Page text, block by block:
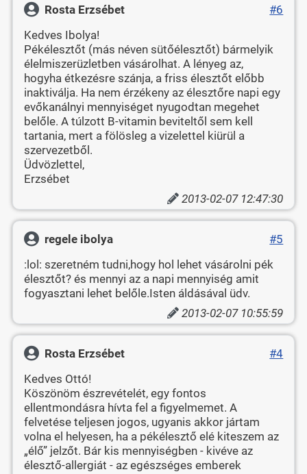
Rosta Erzsébet
#6
Kedves Ibolya!
Pékélesztőt (más néven sütőélesztőt) bármelyik
élelmiszerüzletben vásárolhat. A lényeg az,
hogyha étkezésre szánja, a friss élesztőt előbb
inaktiválja. Ha nem érzékeny az élesztőre napi egy
evőkanálnyi mennyiséget nyugodtan megehet
belőle. A túlzott B-vitamin beviteltől sem kell
tartania, mert a fölösleg a vizelettel kiürül a
szervezetből.
Üdvözlettel,
Erzsébet
2013-02-07 12:47:30
regele ibolya
#5
:lol: szeretném tudni,hogy hol lehet vásárolni pék
élesztőt? és mennyi az a napi mennyiség amit
fogyasztani lehet belőle.Isten áldásával üdv.
2013-02-07 10:55:59
Rosta Erzsébet
#4
Kedves Ottó!
Köszönöm észrevételét, egy fontos
ellentmondásra hívta fel a figyelmemet. A
felvetése teljesen jogos, ugyanis akkor jártam
volna el helyesen, ha a pékélesztő elé kiteszem az
„élő” jelzőt. Bár kis mennyiségben - kivéve az
élesztő-allergiát - az egészséges emberek